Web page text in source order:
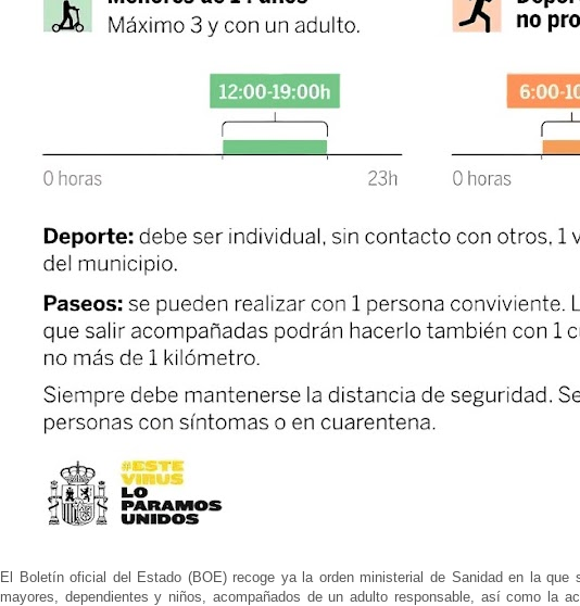
El Boletín oficial del Estado (BOE) recoge ya la orden ministerial de Sanidad en la que
mayores, dependientes y niños, acompañados de un adulto responsable, así como la